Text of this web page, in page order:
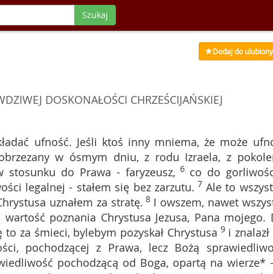
Szukaj
Dodaj do
DOSKONAŁOŚCI CHRZEŚCIJAŃSKIEJ
ufność. Jeśli ktoś inny mniema, że może
w ósmym dniu, z rodu Izraela, z
stosunku do Prawa - faryzeusz, 6 co do
legalnej - stałem się bez zarzutu. 7 Ale to
uznałem za stratę. 8 I owszem, nawet
poznania Chrystusa Jezusa, Pana mojego.
za śmieci, bylebym pozyskał Chrystusa 9 i
pochodzącej z Prawa, lecz Bożą
pochodzącą od Boga, opartą na wierze*